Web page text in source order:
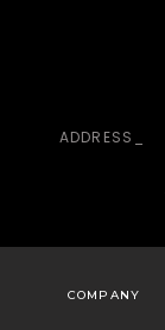
ADDRESS_
COMPANY